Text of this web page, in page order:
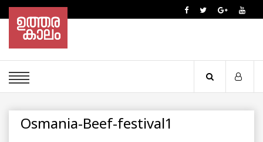
Osmania-Beef-festival1